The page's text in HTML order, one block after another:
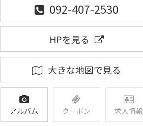
092-407-2530
HPを見る
大きな地図で見る
アルバム クーポン 求人情報